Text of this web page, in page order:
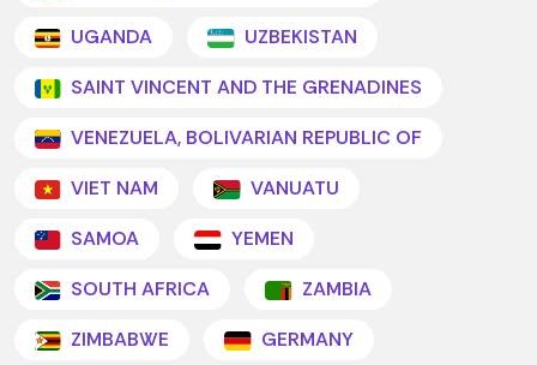
UGANDA
UZBEKISTAN
SAINT VINCENT AND THE GRENADINES
VENEZUELA, BOLIVARIAN REPUBLIC OF
VIET NAM
VANUATU
SAMOA
YEMEN
SOUTH AFRICA
ZAMBIA
ZIMBABWE
GERMANY